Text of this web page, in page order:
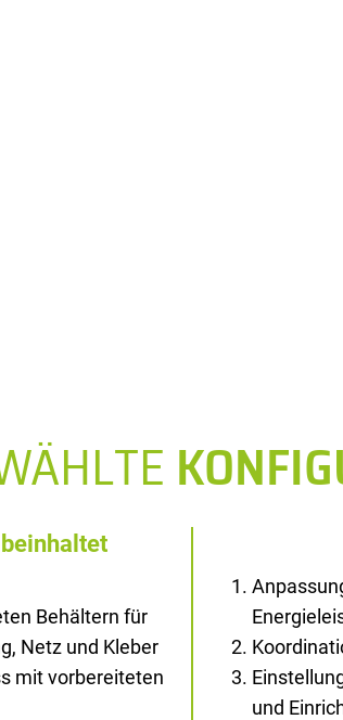
Behältern für
Netz und Kleber
mit vorbereiteten
und